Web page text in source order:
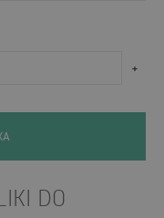
+
DO